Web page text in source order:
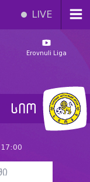
LIVE
Erovnuli Liga
სიო